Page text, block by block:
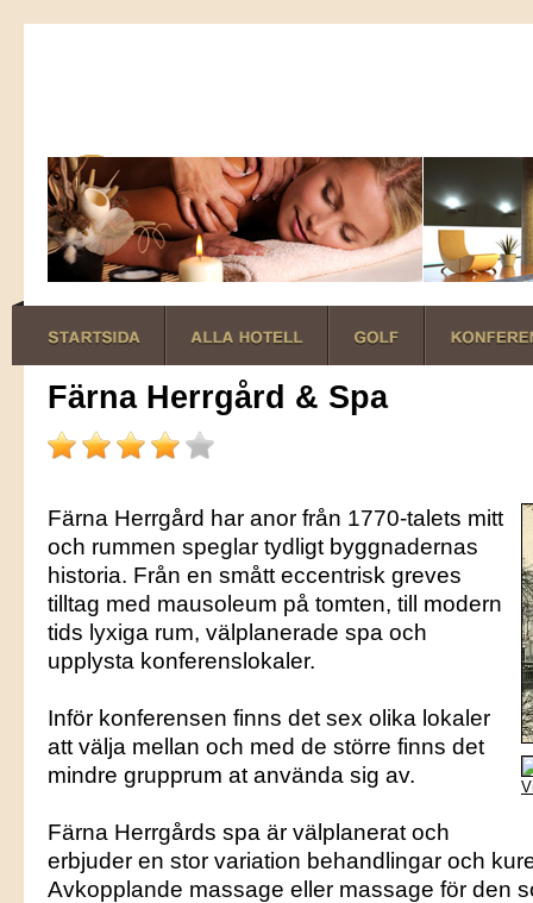
Färna Herrgård & Spa
Färna Herrgård har anor från 1770-talets mitt
och rummen speglar tydligt byggnadernas
historia. Från en smått eccentrisk greves
tilltag med mausoleum på tomten, till modern
tids lyxiga rum, välplanerade spa och
upplysta konferenslokaler.
Inför konferensen finns det sex olika lokaler
att välja mellan och med de större finns det
mindre grupprum at använda sig av.
Färna Herrgårds spa är välplanerat och
erbjuder en stor variation behandlingar och
Avkopplande massage eller massage för den